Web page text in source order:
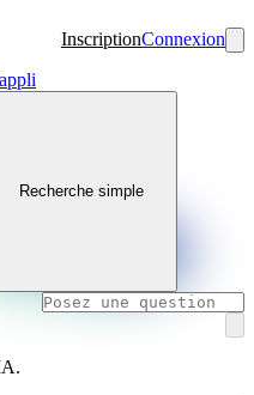
InscriptionConnexion
Recherche simple